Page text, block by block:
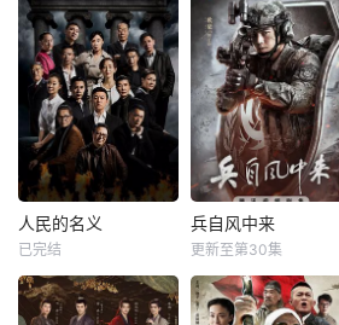
人民的名义
已完结
兵自风中来
更新至第30集